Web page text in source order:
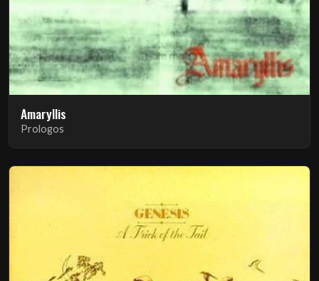
Amaryllis
Prologos